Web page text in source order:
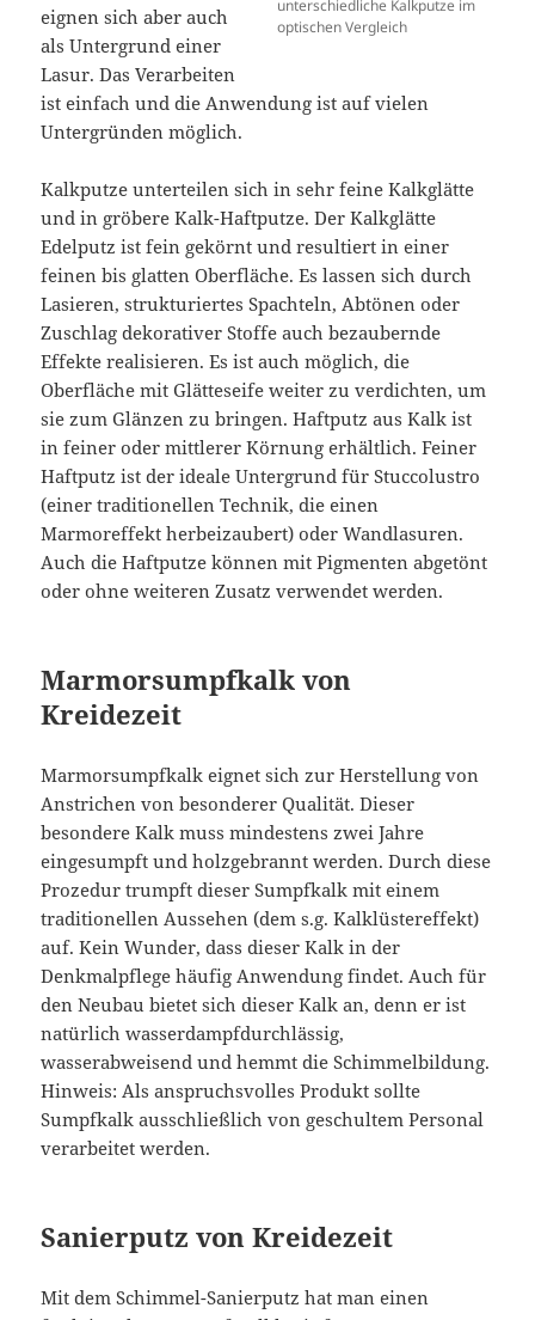
unterschiedliche Kalkputze im
optischen Vergleich
eignen sich aber auch
als Untergrund einer
Lasur. Das Verarbeiten
ist einfach und die Anwendung ist auf vielen
Untergründen möglich.
Kalkputze unterteilen sich in sehr feine Kalkglätte
und in gröbere Kalk-Haftputze. Der Kalkglätte
Edelputz ist fein gekörnt und resultiert in einer
feinen bis glatten Oberfläche. Es lassen sich durch
Lasieren, strukturiertes Spachteln, Abtönen oder
Zuschlag dekorativer Stoffe auch bezaubernde
Effekte realisieren. Es ist auch möglich, die
Oberfläche mit Glätteseife weiter zu verdichten, um
sie zum Glänzen zu bringen. Haftputz aus Kalk ist
in feiner oder mittlerer Körnung erhältlich. Feiner
Haftputz ist der ideale Untergrund für Stuccolustro
(einer traditionellen Technik, die einen
Marmoreffekt herbeizaubert) oder Wandlasuren.
Auch die Haftputze können mit Pigmenten abgetönt
oder ohne weiteren Zusatz verwendet werden.
Marmorsumpfkalk von
Kreidezeit
Marmorsumpfkalk eignet sich zur Herstellung von
Anstrichen von besonderer Qualität. Dieser
besondere Kalk muss mindestens zwei Jahre
eingesumpft und holzgebrannt werden. Durch diese
Prozedur trumpft dieser Sumpfkalk mit einem
traditionellen Aussehen (dem s.g. Kalklüstereffekt)
auf. Kein Wunder, dass dieser Kalk in der
Denkmalpflege häufig Anwendung findet. Auch für
den Neubau bietet sich dieser Kalk an, denn er ist
natürlich wasserdampfdurchlässig,
wasserabweisend und hemmt die Schimmelbildung.
Hinweis: Als anspruchsvolles Produkt sollte
Sumpfkalk ausschließlich von geschultem Personal
verarbeitet werden.
Sanierputz von Kreidezeit
Mit dem Schimmel-Sanierputz hat man einen